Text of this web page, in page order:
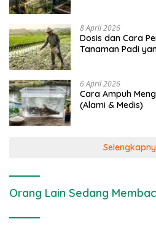
8 April 2026
Dosis dan Cara
Tanaman Padi
6 April 2026
Cara Ampuh
(Alami & Medis)
Orang Lain Sedang